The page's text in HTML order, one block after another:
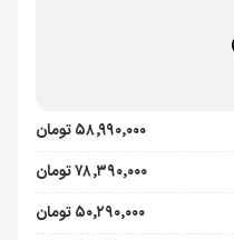
۵۸٬۹۹۰٬۰۰۰ تومان
۷۸٬۳۹۰٬۰۰۰ تومان
۵۰٬۲۹۰٬۰۰۰ تومان